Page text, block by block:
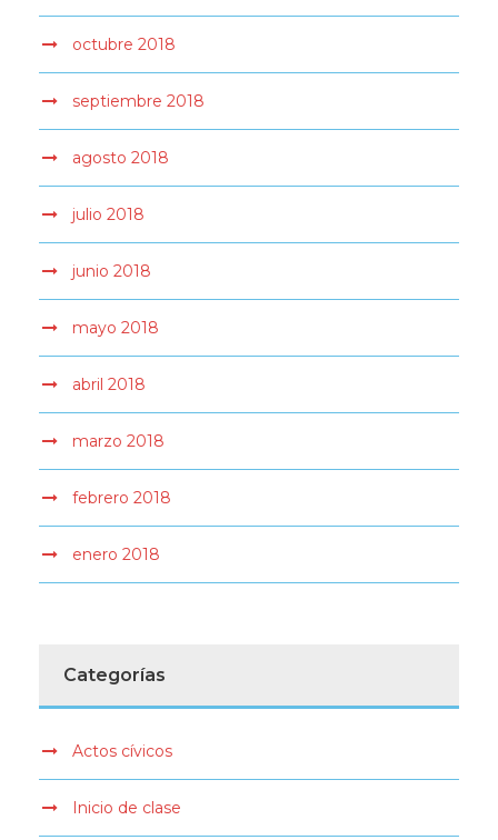
octubre 2018
septiembre 2018
agosto 2018
julio 2018
junio 2018
mayo 2018
abril 2018
marzo 2018
febrero 2018
enero 2018
Categorías
Actos cívicos
Inicio de clase